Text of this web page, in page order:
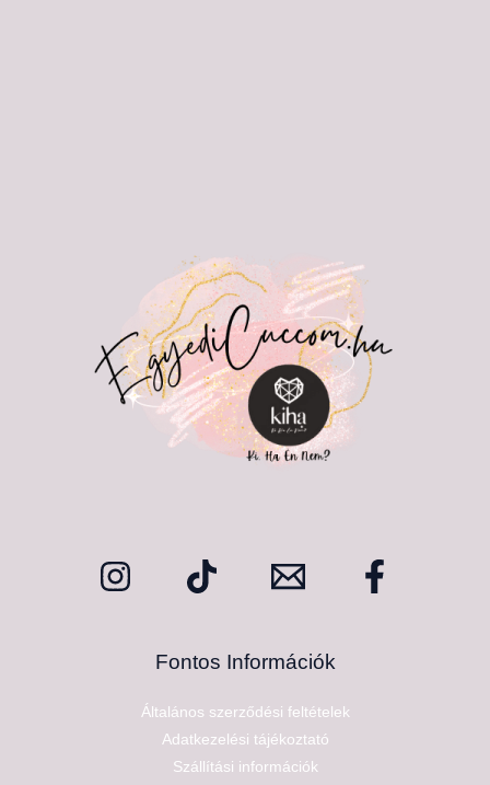
Fontos Információk
Általános szerződési feltételek
Adatkezelési tájékoztató
Szállítási információk